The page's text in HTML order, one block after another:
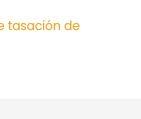
tasación de